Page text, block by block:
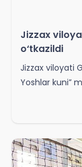
Jizzax
o‘tkazildi
Jizzax viloyati
Yoshlar kuni”